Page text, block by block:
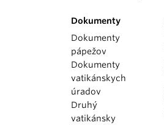
Dokumenty
Dokumenty
pápežov
Dokumenty
vatikánskych
úradov
Druhý
vatikánsky